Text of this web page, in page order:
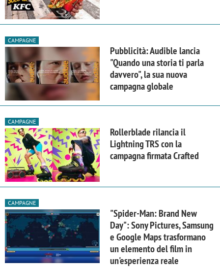
CAMPAGNE
Pubblicità: Audible lancia
"Quando una storia ti parla
davvero", la sua nuova
campagna globale
CAMPAGNE
Rollerblade rilancia il
Lightning TRS con la
campagna firmata Crafted
CAMPAGNE
"Spider-Man: Brand New
Day": Sony Pictures, Samsung
e Google Maps trasformano
un elemento del film in
un'esperienza reale